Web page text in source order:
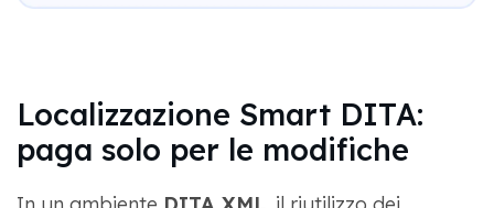
Localizzazione Smart DITA:
paga solo per le modifiche